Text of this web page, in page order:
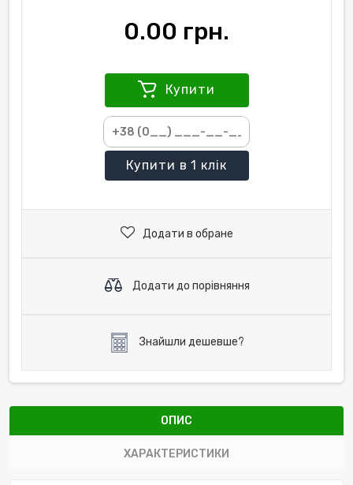
0.00 грн.
Купити
Купити в 1 клік
Додати в обране
Додати до порівняння
Знайшли дешевше?
ОПИС
ХАРАКТЕРИСТИКИ